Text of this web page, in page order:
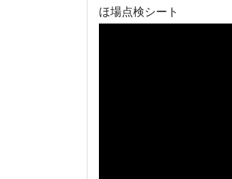
ほ場点検シート